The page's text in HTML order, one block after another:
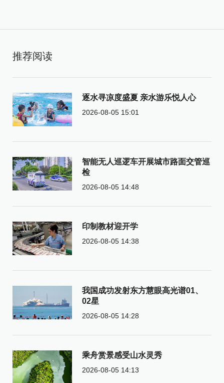
推荐阅读
逐水寻凉度盛夏 亲水游乐悦人心
2026-08-05 15:01
智能无人巡逻车开展城市路面交管巡
检
2026-08-05 14:48
印制教材迎开学
2026-08-05 14:38
我国成功发射东方慧眼高光谱01、
02星
2026-08-05 14:28
乘舟赏景感受山水灵秀
2026-08-05 14:13